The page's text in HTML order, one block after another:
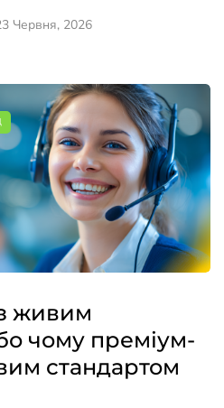
Червня, 2026
живим
чому преміум-
стандартом